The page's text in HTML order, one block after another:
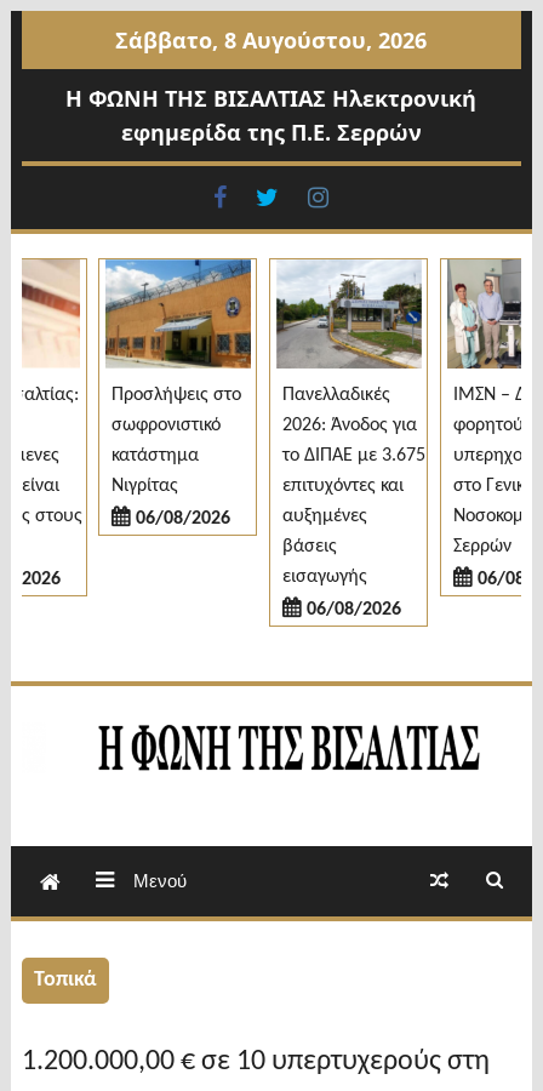
περιεχόμενο
Σάββατο, 8 Αυγούστου, 2026
Η ΦΩΝΗ ΤΗΣ ΒΙΣΑΛΤΙΑΣ Ηλεκτρονική
εφημερίδα της Π.Ε. Σερρών
facebook
twitter
στους
Προσλήψεις στο
σωφρονιστικό
κατάστημα
Νιγρίτας
06/08/2026
Πανελλαδικές
2026: Άνοδος για
το ΔΙΠΑΕ με 3.675
επιτυχόντες και
αυξημένες
βάσεις
εισαγωγής
06/08/2026
ΙΜΣΝ –
φορητού
στο Γενικό
Νοσοκομείο
Σερρών
06/08/
Μενού
Τοπικά
1.200.000,00 € σε 10 υπερτυχερούς στη